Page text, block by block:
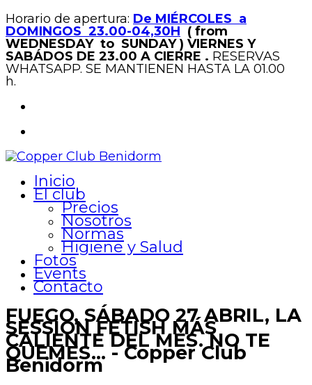
Horario de apertura: De MIÉRCOLES a
DOMINGOS 23.00-04,30H ( from
WEDNESDAY to SUNDAY ) VIERNES Y
SABÁDOS DE 23.00 A CIERRE . RESERVAS
WHATSAPP. SE MANTIENEN HASTA LA 01.00
h.
Inicio
El club
Precios
Nosotros
Normas
Higiene y Salud
Fotos
Events
Contacto
FUEGO, SÁBADO 27 ABRIL, LA
SESSION FETISH MÁS
CALIENTE DEL MES. NO TE
QUEMES... - Copper Club
Benidorm